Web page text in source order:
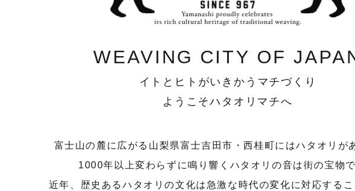
産地に関わるひとたちによるコラムです
WEAVING CITY OF
イトとヒトがいきかうマチづくり
ようこそハタオリマチへ
富士山の麓に広がる山梨県富士吉田市・西桂町にはハタオリが
1000年以上変わらずに鳴り響くハタオリの音は街の宝物で
近年、歴史あるハタオリの文化は急激な時代の変化に対応するこ